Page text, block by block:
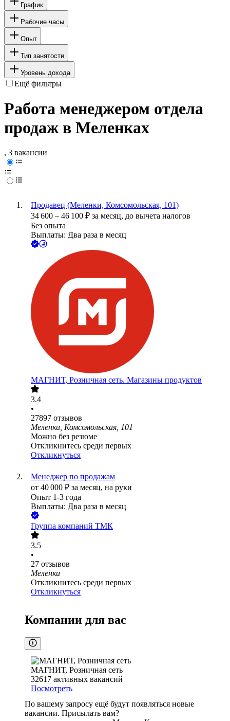
График
Рабочие часы
Опыт
Тип занятости
Уровень дохода
Ещё фильтры
Работа менеджером отдела
продаж в Меленках
, 3 вакансии
Продавец (Меленки, Комсомольская, 101)
34 600 – 46 100 ₽ за месяц, до вычета налогов
Без опыта
Выплаты: Два раза в месяц
МАГНИТ, Розничная сеть. Магазины продуктов
3.4
•
27897 отзывов
Меленки, Комсомольская, 101
Можно без резюме
Откликнитесь среди первых
Откликнуться
Менеджер по продажам
от 40 000 ₽ за месяц, на руки
Опыт 1-3 года
Выплаты: Два раза в месяц
Группа компаний ТМК
3.5
•
27 отзывов
Меленки
Откликнитесь среди первых
Откликнуться
Компании для вас
МАГНИТ, Розничная сеть
32617 активных вакансий
Посмотреть
По вашему запросу ещё будут появляться новые
вакансии. Присылать вам?